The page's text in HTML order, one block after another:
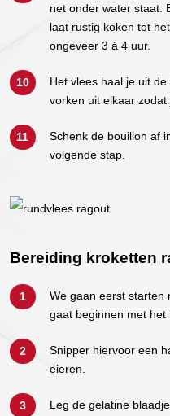
net onder water staat.
laat rustig koken tot
ongeveer 3 á 4 uur.
Het vlees haal je uit
vorken uit elkaar
Schenk de bouillon af
volgende stap.
Bereiding kroketten
We gaan eerst starten
gaat beginnen met
Snipper hiervoor een
eieren.
Leg de gelatine